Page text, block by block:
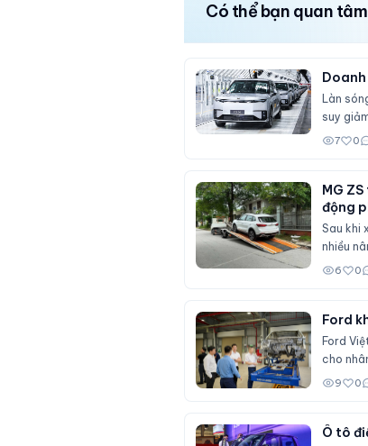
Có thể bạn quan tâm
Làn
suy
7 0
MG
động
Sau khi
nhiều
Seltos
6 0
Ford
Ford
cho
9 0
Ô tô